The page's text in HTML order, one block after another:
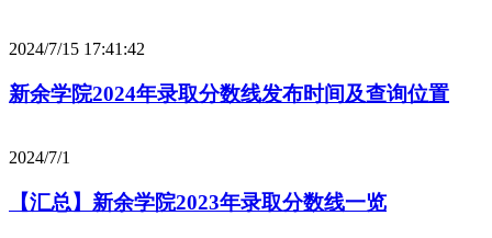
2024/7/15 17:41:42
新余学院2024年录取分数线发布时间及查询位置
2024/7/1
【汇总】新余学院2023年录取分数线一览